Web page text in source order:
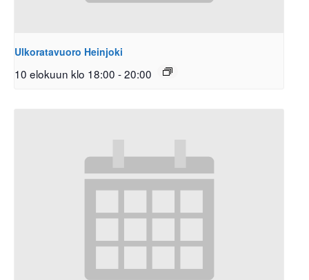
Ulkoratavuoro Heinjoki
10 elokuun klo 18:00 -20:00